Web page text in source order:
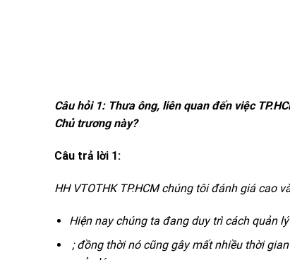
Câu hỏi 1:Thưa ông, liên quan đến việc
Chủ trương này?
Câu trả ời 1:
HH VTOTHK TP.HCM chúng tôi đánh giá cao
Hiện nay chúng ta đang duy trì cách quản
; đồng thời nó cũng gây mất nhiều thời